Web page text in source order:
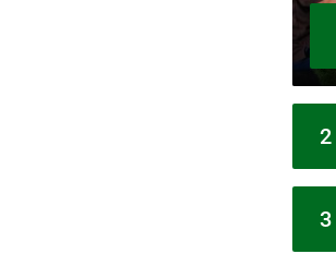
2
3